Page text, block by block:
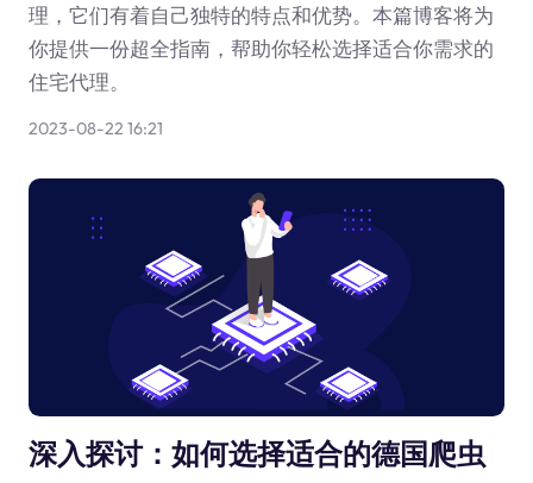
理，它们有着自己独特的特点和优势。本篇博客将为
你提供一份超全指南，帮助你轻松选择适合你需求的
住宅代理。
2023-08-22 16:21
深入探讨：如何选择适合的德国爬虫